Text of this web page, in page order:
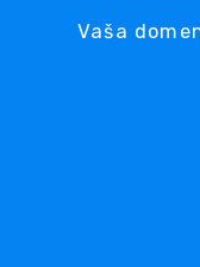
Vaša